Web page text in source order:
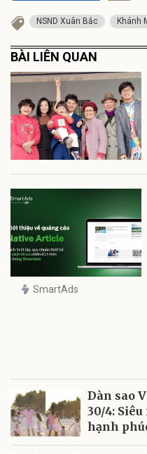
NSND Xuân Bắc Khánh
BÀI LIÊN QUAN
SmartAds
Dàn sao
30/4:
hạnh